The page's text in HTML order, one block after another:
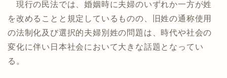
現行の民法では、婚姻時に夫婦のいずれか一方が姓
を改めることと規定しているものの、旧姓の通称使用
の法制化及び選択的夫婦別姓の問題は、時代や社会の
変化に伴い日本社会において大きな話題となってい
る。